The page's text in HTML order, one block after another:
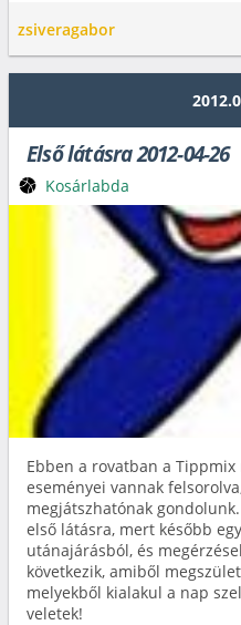
zsiveragabor
Első látásra 2012-04-26
Ebben a rovatban a
eseményei vannak
megjátszhatónak
első látásra, mert később
utánajárásból, és
következik, amiből
melyekből kialakul a nap
veletek!
Kosárlabda